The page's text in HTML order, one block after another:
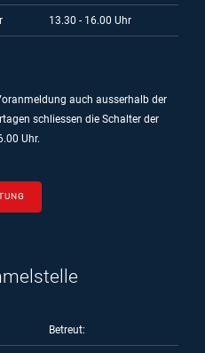
13.30 - 16.00 Uhr
auch ausserhalb der
schliessen die Schalter der
Uhr.
Betreut: